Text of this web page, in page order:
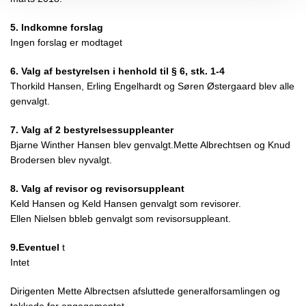
5. Indkomne forslag
Ingen forslag er modtaget
6. Valg af bestyrelsen i henhold til § 6, stk. 1-4
Thorkild Hansen, Erling Engelhardt og Søren Østergaard blev alle
genvalgt.
7. Valg af 2 bestyrelsessuppleanter
Bjarne Winther Hansen blev genvalgt.Mette Albrechtsen og Knud
Brodersen blev nyvalgt.
8. Valg af revisor og revisorsuppleant
Keld Hansen og Keld Hansen genvalgt som revisorer.
Ellen Nielsen bbleb genvalgt som revisorsuppleant.
9.Eventuel t
Intet
Dirigenten Mette Albrectsen afsluttede generalforsamlingen og